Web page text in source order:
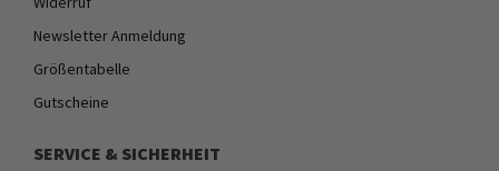
Newsletter Anmeldung
Größentabelle
Gutscheine
SERVICE & SICHERHEIT